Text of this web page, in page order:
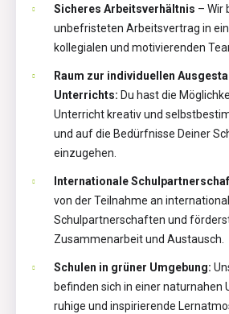
Sicheres Arbeitsverhältnis – Wir
unbefristeten Arbeitsvertrag in
kollegialen und motivierenden
Raum zur individuellen
Unterrichts: Du hast die
Unterricht kreativ und
und auf die Bedürfnisse Deiner
einzugehen.
Internationale
von der Teilnahme an
Schulpartnerschaften und
Zusammenarbeit und Austausch.
Schulen in grüner Umgebung:
befinden sich in einer naturnahen
ruhige und inspirierende